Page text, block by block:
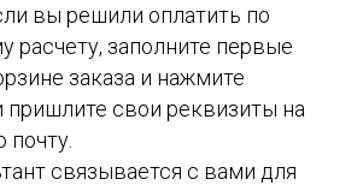
вы решили оплатить по
расчету, заполните первые
заказа и нажмите
пришлите свои реквизиты на
связывается с вами для